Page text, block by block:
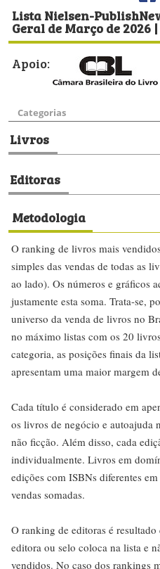
Lista Nielsen-
Geral de Março de
Apoio:
Categorias
Livros
Editoras
Metodologia
O ranking de livros mais
simples das vendas de todas as
ao lado). Os números e gráficos
justamente esta soma. Trata-se,
universo da venda de livros no
no máximo listas com os 20
categoria, as posições finais da
apresentam uma maior margem
Cada título é considerado em
os livros de negócio e autoajuda
não ficção. Além disso, cada
individualmente. Livros em
edições com ISBNs diferentes
vendas somadas.
O ranking de editoras é
editora ou selo coloca na lista e
vendidos. No caso dos rankings